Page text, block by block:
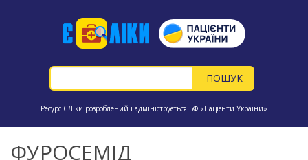
Ресурс ЄЛіки розроблений і адмініструється БФ «Пацієнти України»
ФУРОСЕМІД